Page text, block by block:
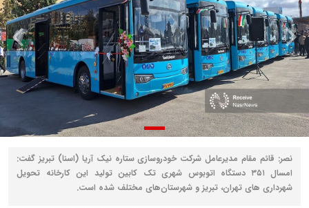
نصر: قائم مقام مدیرعامل شرکت خودروسازی ستاره نیک آریا (اسنا) تبریز گفت:
امسال ۳۵۱ دستگاه اتوبوس شهری تک کابین تولید این کارخانه تحویل
شهرداری های تهران، تبریز و شهرستان‌های مختلف شده است.